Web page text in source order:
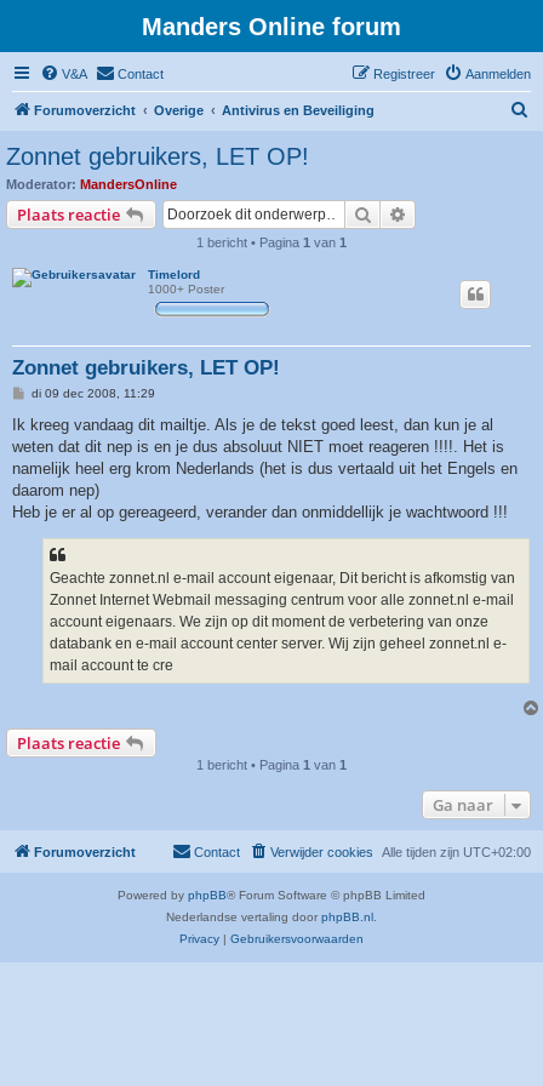
Manders Online forum
V&A Contact Aanmelden
Registreer
Forumoverzicht Overige Antivirus en Beveiliging
Zonnet gebruikers, LET OP!
Moderator: MandersOnline
Plaats reactie Zoek
1 bericht • Pagina 1 van 1
Timelord
1000+ Poster
Zonnet gebruikers, LET OP!
B
c
h
di 09 dec 2008, 11:29
Ik kreeg vandaag dit mailtje. Als je de tekst goed leest, dan kun je al
weten dat dit nep is en je dus absoluut NIET moet reageren !!!!. Het is
namelijk heel erg krom Nederlands (het is dus vertaald uit het Engels en
daarom nep)
Heb je er al op gereageerd, verander dan onmiddellijk je wachtwoord !!!
Geachte zonnet.nl e-mail account eigenaar, Dit bericht is afkomstig van
Zonnet Internet Webmail messaging centrum voor alle zonnet.nl e-mail
account eigenaars. We zijn op dit moment de verbetering van onze
databank en e-mail account center server. Wij zijn geheel zonnet.nl e-
mail account te cre
Plaats reactie
1 bericht • Pagina 1 van 1
Ga naar
Forumoverzicht Alle tijden zijn UTC+02:00
Verwijder cookies
Contact
Powered by phpBB® Forum Software © phpBB Limited
Nederlandse vertaling door phpBB.nl.
Privacy | Gebruikersvoorwaarden